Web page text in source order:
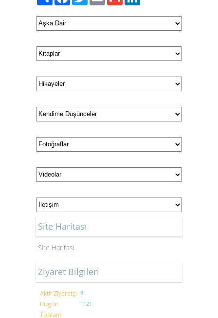
Site Haritası
Site Haritası
Ziyaret Bilgileri
Aktif Ziyaretçi 8
Bugün
Toplam
1121